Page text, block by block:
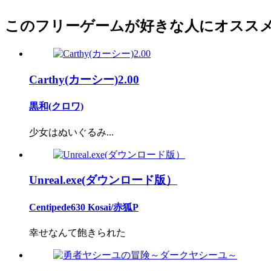
このフリーゲームが好きな人にオスス
Carthy(カーシー)2.00
黒和(クロワ)
少女はぬいぐるみ...
Unreal.exe(ダウンロード版）
Centipede630 Kosai/赤狐P
幸せなんて飽きられた